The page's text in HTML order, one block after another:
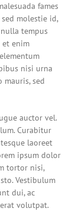
fames
molestie id,
tempus
et enim
nisi urna
mauris, sed
auctor vel.
Curabitur
laoreet
ipsum dolor
tortor nisi,
Vestibulum
dui, ac
volutpat.